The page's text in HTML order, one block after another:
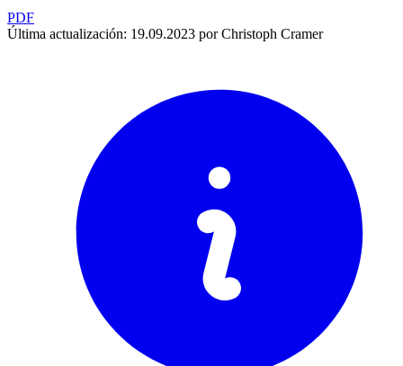
PDF
Última actualización: 19.09.2023 por Christoph Cramer